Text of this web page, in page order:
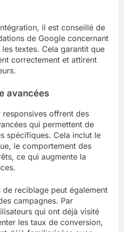
il est conseillé de
de Google concernant
les textes. Cela garantit que
correctement et attirent
avancées
responsives offrent des
qui permettent de
spécifiques. Cela inclut le
le comportement des
ce qui augmente la
reciblage peut également
campagnes. Par
qui ont déjà visité
les taux de conversion,